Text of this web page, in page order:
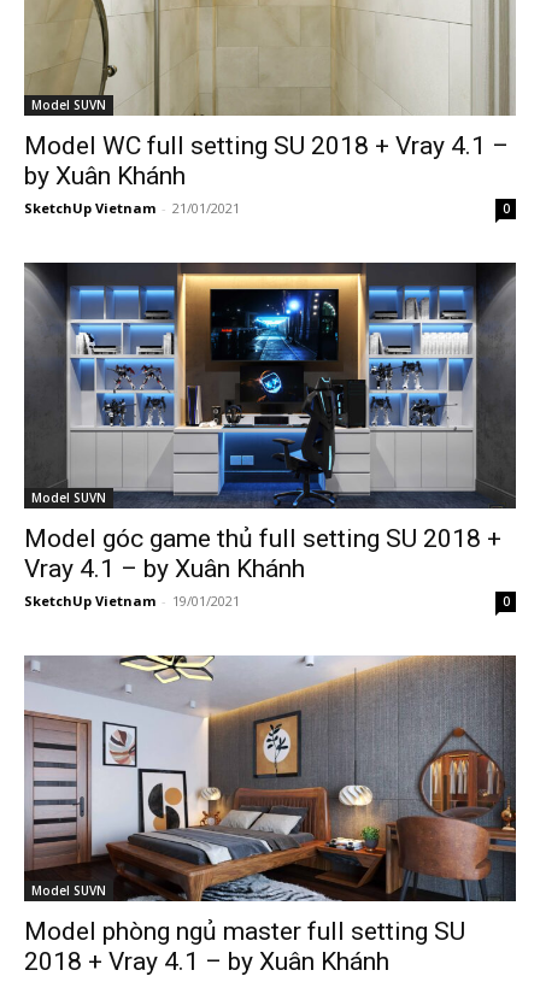
Model SUVN
Model WC full setting SU 2018 + Vray 4.1 –
by Xuân Khánh
SketchUp Vietnam - 21/01/2021 0
Model SUVN
Model góc game thủ full setting SU 2018 +
Vray 4.1 – by Xuân Khánh
SketchUp Vietnam - 19/01/2021 0
Model SUVN
Model phòng ngủ master full setting SU
2018 + Vray 4.1 – by Xuân Khánh